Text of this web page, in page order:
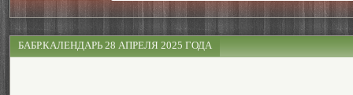
БАБР.КАЛЕНДАРЬ 28 АПРЕЛЯ 2025 ГОДА